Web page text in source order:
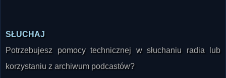
Potrzebujesz pomocy technicznej w słuchaniu radia lub
korzystaniu z archiwum podcastów?